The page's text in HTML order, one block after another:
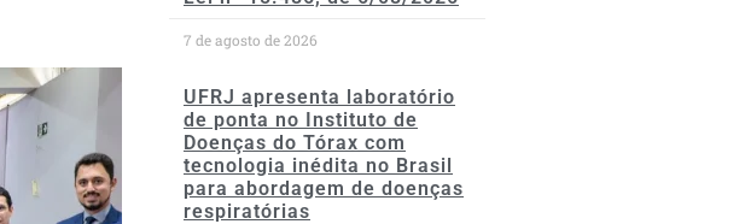
7 de agosto de 2026
UFRJ apresenta laboratório
de ponta no Instituto de
Doenças do Tórax com
tecnologia inédita no Brasil
para abordagem de doenças
respiratórias